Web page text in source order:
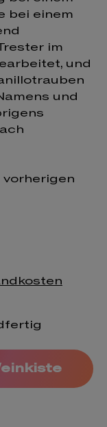
bei einem
im
und
und
vorherigen